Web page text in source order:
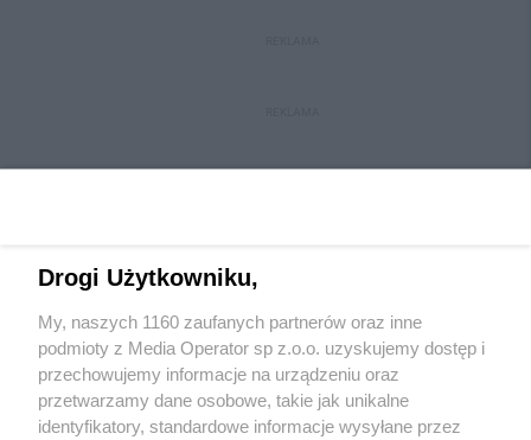
Wydawca mediówlokalnych
Drogi Użytkowniku,
My, naszych 1160 zaufanych partnerów oraz inne
podmioty z Media Operator sp z.o.o. uzyskujemy dostęp i
przechowujemy informacje na urządzeniu oraz
przetwarzamy dane osobowe, takie jak unikalne
identyfikatory, standardowe informacje wysyłane przez